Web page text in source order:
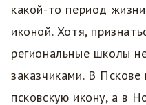
какой-то период
иконой. Хотя,
региональные школы
заказчиками. В
псковскую икону, а в